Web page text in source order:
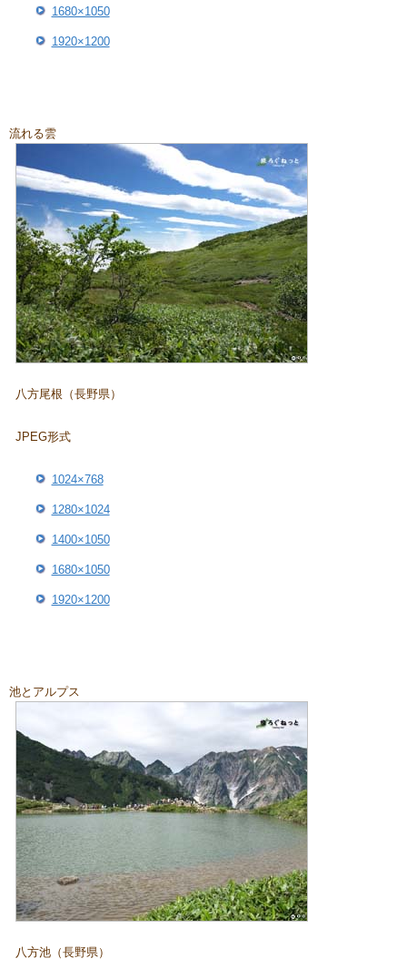
1680×1050
1920×1200
流れる雲
八方尾根（長野県）
JPEG形式
1024×768
1280×1024
1400×1050
1680×1050
1920×1200
池とアルプス
八方池（長野県）